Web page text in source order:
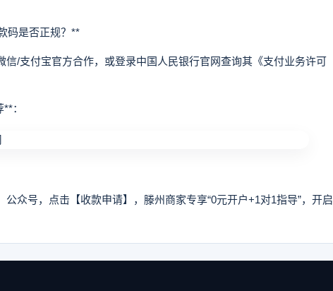
是否正规？**
/支付宝官方合作，或登录中国人民银行官网查询其《支付业务许可
：
号，点击【收款申请】，滕州商家专享“0元开户+1对1指导”，开启